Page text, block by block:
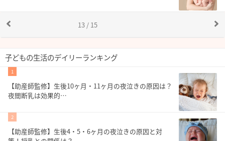
13 / 15
子どもの生活のデイリーランキング
1
【助産師監修】生後10ヶ月・11ヶ月の夜泣きの原因は？
夜間断乳は効果的…
2
【助産師監修】生後4・5・6ヶ月の夜泣きの原因と対